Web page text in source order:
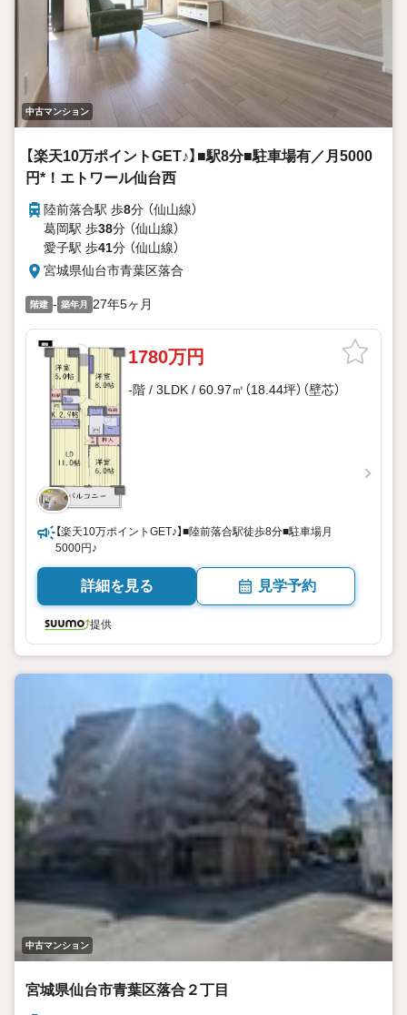
中古マンション
【楽天10万ポイントGET♪】■駅8分■駐車場有／月5000
円*！エトワール仙台西
陸前落合駅 歩8分 （仙山線）
葛岡駅 歩38分 （仙山線）
愛子駅 歩41分 （仙山線）
宮城県仙台市青葉区落合
階建 - 築年月 27年5ヶ月
1780万円
-階 / 3LDK / 60.97㎡（18.44坪）（壁芯）
【楽天10万ポイントGET♪】■陸前落合駅徒歩8分■駐車場月
5000円♪
詳細を見る 見学予約
提供
中古マンション
宮城県仙台市青葉区落合２丁目